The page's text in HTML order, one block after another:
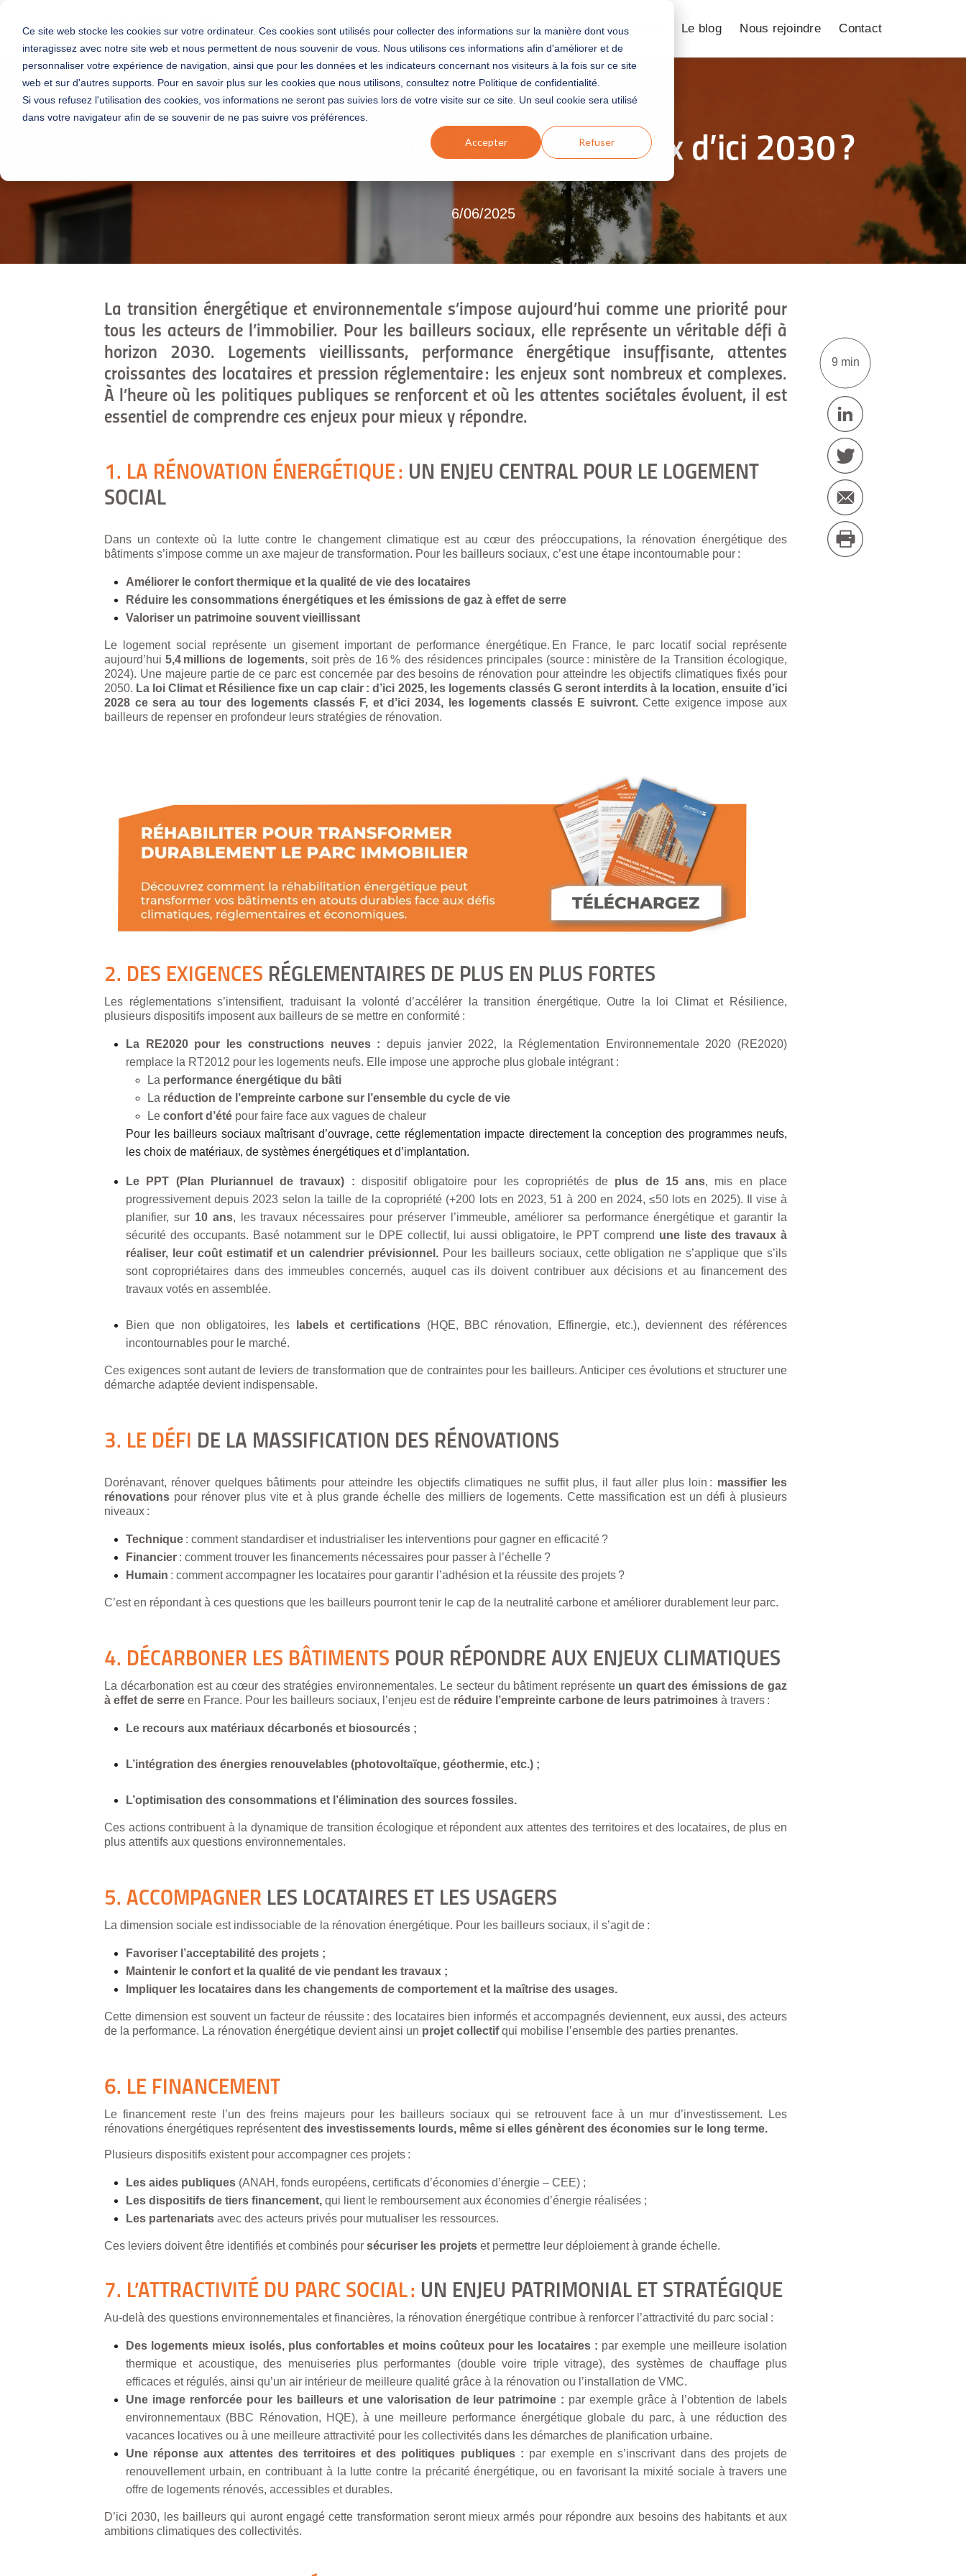
Ce site web stocke les cookies sur votre ordinateur. Ces cookies sont utilisés pour collecter des informations sur la manière dont vous
interagissez avec notre site web et nous permettent de nous souvenir de vous. Nous utilisons ces informations afin d'améliorer et de
personnaliser votre expérience de navigation, ainsi que pour les données et les indicateurs concernant nos visiteurs à la fois sur ce site
web et sur d'autres supports. Pour en savoir plus sur les cookies que nous utilisons, consultez notre Politique de confidentialité.
Si vous refusez l'utilisation des cookies, vos informations ne seront pas suivies lors de votre visite sur ce site. Un seul cookie sera utilisé
dans votre navigateur afin de se souvenir de ne pas suivre vos préférences.
Accepter Refuser
Accueil Qui sommes-nous ? Notre activité Nos réalisations Le blog Nous rejoindre Contact
BÂTIMENT DURABLE |CONSTRUCTION BAS CARBONE|MASSIFICATION
Bailleurs sociaux : quels sont vos enjeux d’ici 2030 ?
6/06/2025
9 min
La transition énergétique et environnementale s’impose aujourd’hui comme une priorité pour
tous les acteurs de l’immobilier. Pour les bailleurs sociaux, elle représente un véritable défi à
horizon 2030. Logements vieillissants, performance énergétique insuffisante, attentes
croissantes des locataires et pression réglementaire : les enjeux sont nombreux et complexes.
À l’heure où les politiques publiques se renforcent et où les attentes sociétales évoluent, il est
essentiel de comprendre ces enjeux pour mieux y répondre.
1. LA RÉNOVATION ÉNERGÉTIQUE: UN ENJEU CENTRAL POUR LE LOGEMENT
SOCIAL
Dans un contexte où la lutte contre le changement climatique est au cœur des préoccupations, la rénovation énergétique des
bâtiments s’impose comme un axe majeur de transformation. Pour les bailleurs sociaux, c’est une étape incontournable pour :
Améliorer le confort thermique et la qualité de vie des locataires
Réduire les consommations énergétiques et les émissions de gaz à effet de serre
Valoriser un patrimoine souvent vieillissant
Le logement social représente un gisement important de performance énergétique. En France, le parc locatif social représente
aujourd’hui5,4 millions de logements, soit près de 16 % des résidences principales (source : ministère de la Transition écologique,
2024). Une majeure partie de ce parc est concernée par des besoins de rénovation pour atteindre les objectifs climatiques fixés pour
2050. La loi Climat et Résilience fixe un cap clair : d’ici 2025, les logements classés G seront interdits à la location, ensuite d’ici
2028 ce sera au tour des logements classés F, et d’ici 2034, les logements classés E suivront.Cette exigence impose aux
bailleurs de repenser en profondeur leurs stratégies de rénovation.
2. DES EXIGENCES RÉGLEMENTAIRES DE PLUS EN PLUS FORTES
Les réglementations s’intensifient, traduisant la volonté d’accélérer la transition énergétique. Outre la loi Climat et Résilience,
plusieurs dispositifs imposent aux bailleurs de se mettre en conformité :
La RE2020 pour les constructions neuves : depuis janvier 2022, la Réglementation Environnementale 2020 (RE2020)
remplace la RT2012 pour les logements neufs. Elle impose une approche plus globale intégrant :
La performance énergétique du bâti
La réduction de l’empreinte carbone sur l’ensemble du cycle de vie
Le confort d’été pour faire face aux vagues de chaleur
Pour les bailleurs sociaux maîtrisant d’ouvrage, cette réglementation impacte directement la conception des programmes neufs,
les choix de matériaux, de systèmes énergétiques et d’implantation.
Le PPT (Plan Pluriannuel de travaux) : dispositif obligatoire pour les copropriétés de plus de 15 ans, mis en place
progressivement depuis 2023 selon la taille de la copropriété (+200 lots en 2023, 51 à 200 en 2024, ≤50 lots en 2025). Il vise à
planifier, sur 10 ans, les travaux nécessaires pour préserver l’immeuble, améliorer sa performance énergétique et garantir la
sécurité des occupants. Basé notamment sur le DPE collectif, lui aussi obligatoire, le PPT comprend une liste des travaux à
réaliser, leur coût estimatif et un calendrier prévisionnel. Pour les bailleurs sociaux, cette obligation ne s’applique que s’ils
sont copropriétaires dans des immeubles concernés, auquel cas ils doivent contribuer aux décisions et au financement des
travaux votés en assemblée.
Bien que non obligatoires, les labels et certifications (HQE, BBC rénovation, Effinergie, etc.), deviennent des références
incontournables pour le marché.
Ces exigences sont autant de leviers de transformation que de contraintes pour les bailleurs. Anticiper ces évolutions et structurer une
démarche adaptée devient indispensable.
3. LE DÉFI DE LA MASSIFICATION DES RÉNOVATIONS
Dorénavant, rénover quelques bâtiments pour atteindre les objectifs climatiques ne suffit plus, il faut aller plus loin : massifier les
rénovations pour rénover plus vite et à plus grande échelle des milliers de logements. Cette massification est un défi à plusieurs
niveaux :
Technique : comment standardiser et industrialiser les interventions pour gagner en efficacité ?
Financier : comment trouver les financements nécessaires pour passer à l’échelle ?
Humain : comment accompagner les locataires pour garantir l’adhésion et la réussite des projets ?
C’est en répondant à ces questions que les bailleurs pourront tenir le cap de la neutralité carbone et améliorer durablement leur parc.
4. DÉCARBONER LES BÂTIMENTS POUR RÉPONDRE AUX ENJEUX CLIMATIQUES
La décarbonation est au cœur des stratégies environnementales. Le secteur du bâtiment représente un quart des émissions de gaz
à effet de serre en France. Pour les bailleurs sociaux, l’enjeu est de réduire l’empreinte carbone de leurs patrimoines à travers :
Le recours aux matériaux décarbonés et biosourcés ;
L’intégration des énergies renouvelables (photovoltaïque, géothermie, etc.) ;
L’optimisation des consommations et l’élimination des sources fossiles.
Ces actions contribuent à la dynamique de transition écologique et répondent aux attentes des territoires et des locataires, de plus en
plus attentifs aux questions environnementales.
5. ACCOMPAGNER LES LOCATAIRES ET LES USAGERS
La dimension sociale est indissociable de la rénovation énergétique. Pour les bailleurs sociaux, il s’agit de :
Favoriser l’acceptabilité des projets ;
Maintenir le confort et la qualité de vie pendant les travaux ;
Impliquer les locataires dans les changements de comportement et la maîtrise des usages.
Cette dimension est souvent un facteur de réussite : des locataires bien informés et accompagnés deviennent, eux aussi, des acteurs
de la performance. La rénovation énergétique devient ainsi un projet collectifqui mobilise l’ensemble des parties prenantes.
6. LE FINANCEMENT
Le financement reste l’un des freins majeurs pour les bailleurs sociaux qui se retrouvent face à un mur d’investissement. Les
rénovations énergétiques représententdes investissements lourds, même si elles génèrent des économies sur le long terme.
Plusieurs dispositifs existent pour accompagner ces projets :
Les aides publiques (ANAH, fonds européens, certificats d’économies d’énergie – CEE) ;
Les dispositifs de tiers financement, qui lient le remboursement aux économies d’énergie réalisées ;
Les partenariats avec des acteurs privés pour mutualiser les ressources.
Ces leviers doivent être identifiés et combinés pour sécuriser les projets et permettre leur déploiement à grande échelle.
7. L’ATTRACTIVITÉ DU PARC SOCIAL: UN ENJEU PATRIMONIAL ET STRATÉGIQUE
Au-delà des questions environnementales et financières, la rénovation énergétique contribue à renforcer l’attractivité du parc social :
Des logements mieux isolés, plus confortables et moins coûteux pour les locataires : par exemple une meilleure isolation
thermique et acoustique, des menuiseries plus performantes (double voire triple vitrage), des systèmes de chauffage plus
efficaces et régulés, ainsi qu’un air intérieur de meilleure qualité grâce à la rénovation ou l’installation de VMC.
Une image renforcée pour les bailleurs et une valorisation de leur patrimoine : par exemple grâce à l’obtention de labels
environnementaux (BBC Rénovation, HQE), à une meilleure performance énergétique globale du parc, à une réduction des
vacances locatives ou à une meilleure attractivité pour les collectivités dans les démarches de planification urbaine.
Une réponse aux attentes des territoires et des politiques publiques : par exemple en s’inscrivant dans des projets de
renouvellement urbain, en contribuant à la lutte contre la précarité énergétique, ou en favorisant la mixité sociale à travers une
offre de logements rénovés, accessibles et durables.
D’ici 2030, les bailleurs qui auront engagé cette transformation seront mieux armés pour répondre aux besoins des habitants et aux
ambitions climatiques des collectivités.